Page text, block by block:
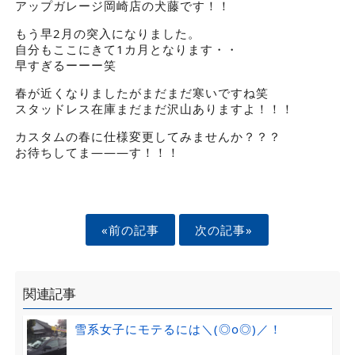
アップガレージ岡崎店の犬藤です！！
もう早2月の突入になりました。
自分もここにきて1カ月となります・・
早すぎるーーー笑
春が近くなりましたがまだまだ寒いですね笑
スタッドレス在庫まだまだ沢山ありますよ！！！
カスタムの春に仕様変更してみませんか？？？
お待ちしてま―――す！！！
«前の記事 次の記事»
関連記事
雪系女子にモテるには＼(◎o◎)／！